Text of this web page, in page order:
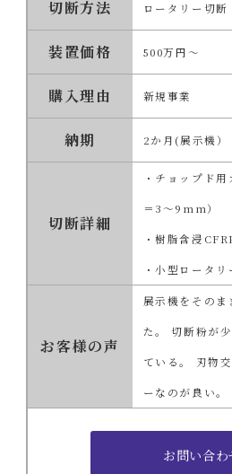
切断方法 ロータリー切断
装置価格 500万円～
購入理由 新規事業
納期 2か月(展示機）
切断詳細
・チョップド
＝3～9mm）
・樹脂含浸
・小型ロータリ
お客様の声
展示機をその
た。 切断粉が
ている。 刃物
ーなのが良い。